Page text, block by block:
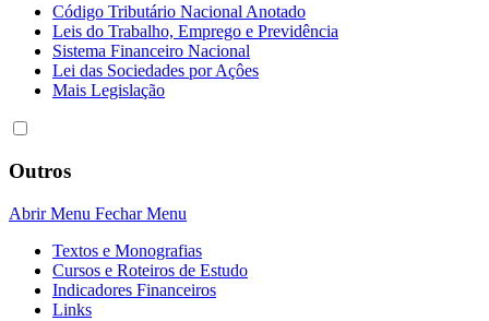
Código Tributário Nacional Anotado
Leis do Trabalho, Emprego e Previdência
Sistema Financeiro Nacional
Lei das Sociedades por Açôes
Mais Legislação
Outros
Abrir Menu Fechar Menu
Textos e Monografias
Cursos e Roteiros de Estudo
Indicadores Financeiros
Links